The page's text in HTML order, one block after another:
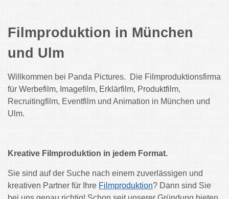
Filmproduktion in München
und Ulm
Willkommen bei Panda Pictures. Die Filmproduktionsfirma
für Werbefilm, Imagefilm, Erklärfilm, Produktfilm,
Recruitingfilm, Eventfilm und Animation in München und
Ulm.
Kreative Filmproduktion in jedem Format.
Sie sind auf der Suche nach einem zuverlässigen und
kreativen Partner für Ihre Filmproduktion? Dann sind Sie